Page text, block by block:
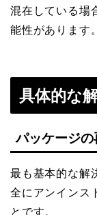
混在している場
能性があります。
具体的な
パッケージ
最も基本的な解
全にアンインス
とです。